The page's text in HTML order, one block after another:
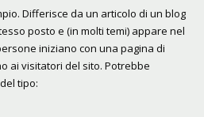
Differisce da un articolo di un blog
posto e (in molti temi) appare nel
iniziano con una pagina di
ai visitatori del sito. Potrebbe
tipo: